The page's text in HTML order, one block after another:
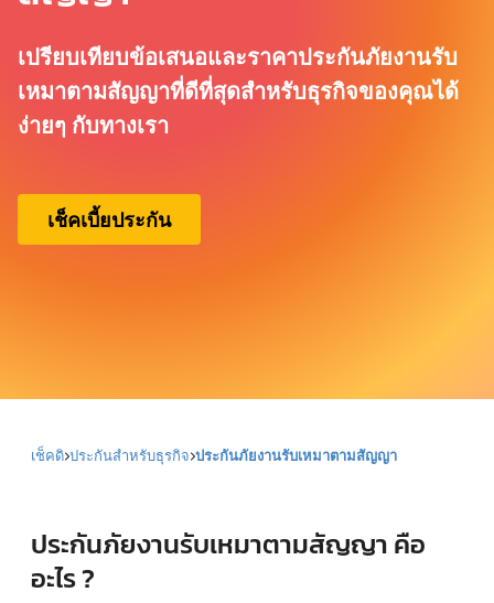
เปรียบเทียบข้อเสนอและราคาประกันภัยงานรับ
เหมาตามสัญญาที่ดีที่สุดสำหรับธุรกิจของคุณได้
ง่ายๆ กับทางเรา
เช็คเบี้ยประกัน
เช็คดิ ประกันสำหรับธุรกิจ ประกันภัยงานรับเหมาตามสัญญา
ประกันภัยงานรับเหมาตามสัญญา คือ
อะไร ?